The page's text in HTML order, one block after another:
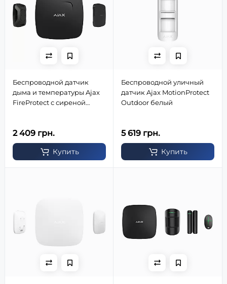
Беспроводной датчик
дыма и температуры Ajax
FireProtect с сиреной
2 409 грн.
Купить
Беспроводной уличный
датчик Ajax MotionProtect
Outdoor белый
5 619 грн.
Купить